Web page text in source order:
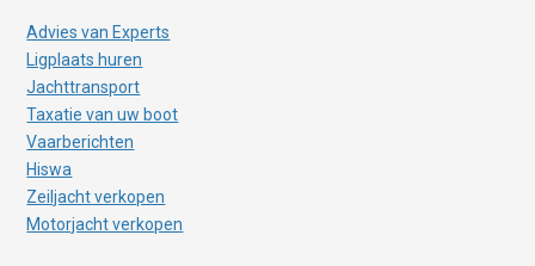
Advies van Experts
Ligplaats huren
Jachttransport
Taxatie van uw boot
Vaarberichten
Hiswa
Zeiljacht verkopen
Motorjacht verkopen